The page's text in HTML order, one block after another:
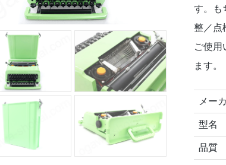
す。も
整／点
ご使用
ます。
メー
型名
品質